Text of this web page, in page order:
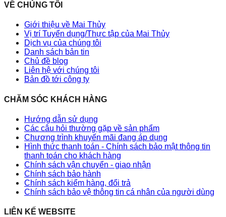
VỀ CHÚNG TÔI
Giới thiệu về Mai Thủy
Vị trí Tuyển dụng/Thực tập của Mai Thủy
Dịch vụ của chúng tôi
Danh sách bản tin
Chủ đề blog
Liên hệ với chúng tôi
Bản đồ tới công ty
CHĂM SÓC KHÁCH HÀNG
Hướng dẫn sử dụng
Các câu hỏi thường gặp về sản phẩm
Chương trình khuyến mãi đang áp dụng
Hình thức thanh toán - Chính sách bảo mật thông tin
thanh toán cho khách hàng
Chính sách vận chuyển - giao nhận
Chính sách bảo hành
Chính sách kiểm hàng, đổi trả
Chính sách bảo vệ thông tin cá nhân của người dùng
LIÊN KẾ WEBSITE